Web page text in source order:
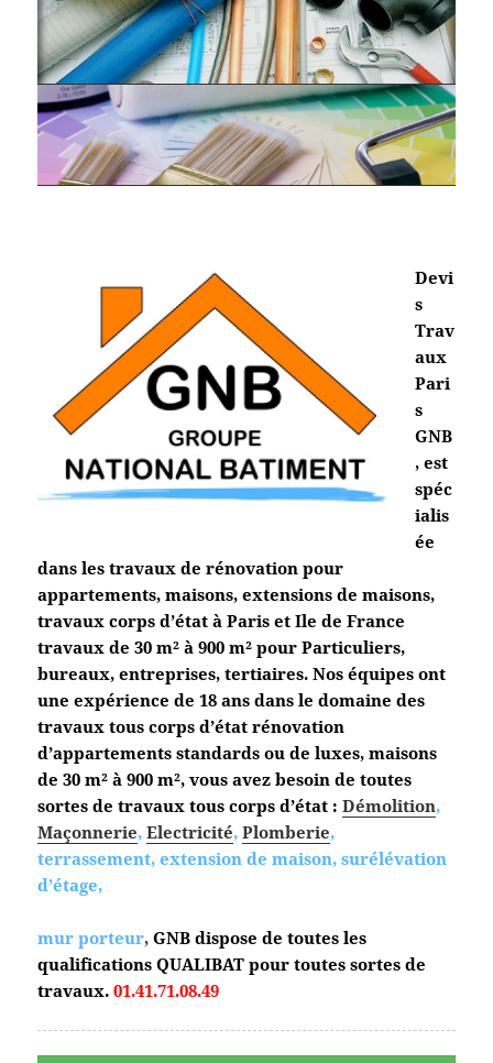
Devi
s
Trav
aux
Pari
s
GNB
, est
spéc
ialis
ée
dans les travaux de rénovation pour
appartements, maisons, extensions de maisons,
travaux corps d’état à Paris et Ile de France
travaux de 30 m² à 900 m² pour Particuliers,
bureaux, entreprises, tertiaires. Nos équipes ont
une expérience de 18 ans dans le domaine des
travaux tous corps d’état rénovation
d’appartements standards ou de luxes, maisons
de 30 m² à 900 m², vous avez besoin de toutes
sortes de travaux tous corps d’état : Démolition,
Maçonnerie,Electricité,Plomberie,
terrassement, extension de maison, surélévation
d’étage,
mur porteur,GNB dispose de toutes les
qualifications QUALIBAT pour toutes sortes de
travaux.01.41.71.08.49